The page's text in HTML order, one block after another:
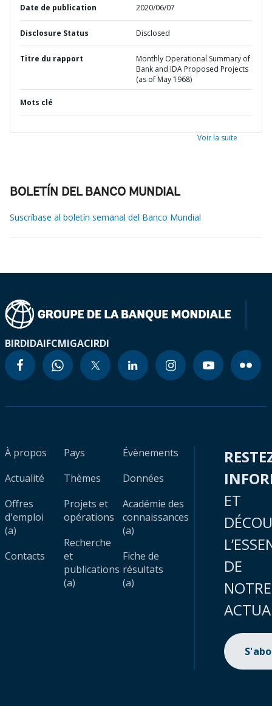
Date de publication 2020/06/07
Disclosure Status Disclosed
Titre du rapport
Monthly Operational Summary of
Bank and IDA Proposed Projects
(as of May 1968)
Mots clé
Voir la suite
BOLETÍN DEL BANCO MUNDIAL
Suscríbase al boletín semanal del Banco Mundial
BIRDIDAIFCMIGACIRDI
À propos
Actualité
Offres
d'emploi
(a)
Contacts
Pays
Thèmes
Projets et
opérations
Recherche
et
publications
(a)
Évènements
Données
Académie des
connaissances
(a)
Fiche de
résultats
(a)
ET
DE
NOTRE